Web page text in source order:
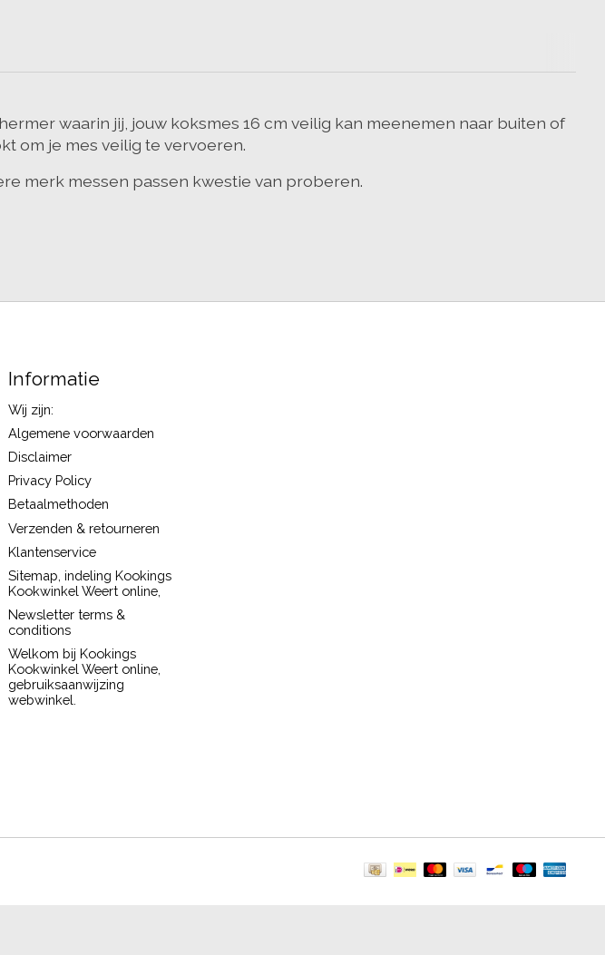
waarin jij, jouw koksmes 16 cm veilig kan meenemen naar buiten of
om je mes veilig te vervoeren.
merk messen passen kwestie van proberen.
Informatie
Wij zijn:
Algemene voorwaarden
Disclaimer
Privacy Policy
Betaalmethoden
Verzenden & retourneren
Klantenservice
Sitemap, indeling Kookings
Kookwinkel Weert online,
Newsletter terms &
conditions
Welkom bij Kookings
Kookwinkel Weert online,
gebruiksaanwijzing
webwinkel.